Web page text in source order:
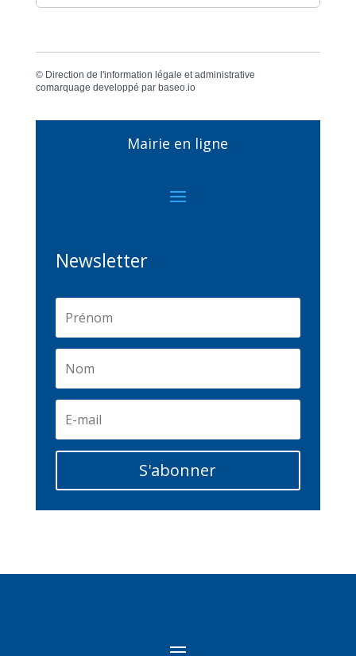
© Direction de l'information légale et administrative
comarquage developpé par baseo.io
Mairie en ligne
Newsletter
S'abonner